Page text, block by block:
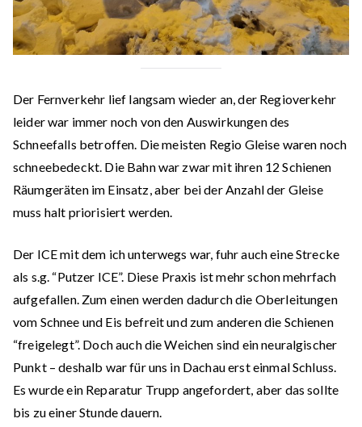
Der Fernverkehr lief langsam wieder an, der Regioverkehr
leider war immer noch von den Auswirkungen des
Schneefalls betroffen. Die meisten Regio Gleise waren noch
schneebedeckt. Die Bahn war zwar mit ihren 12 Schienen
Räumgeräten im Einsatz, aber bei der Anzahl der Gleise
muss halt priorisiert werden.
Der ICE mit dem ich unterwegs war, fuhr auch eine Strecke
als s.g. “Putzer ICE”. Diese Praxis ist mehr schon mehrfach
aufgefallen. Zum einen werden dadurch die Oberleitungen
vom Schnee und Eis befreit und zum anderen die Schienen
“freigelegt”. Doch auch die Weichen sind ein neuralgischer
Punkt – deshalb war für uns in Dachau erst einmal Schluss.
Es wurde ein Reparatur Trupp angefordert, aber das sollte
bis zu einer Stunde dauern.